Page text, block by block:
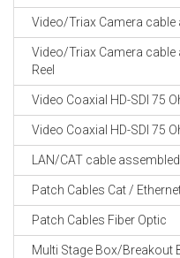
Video/Triax Camera
Video/Triax Camera cable
Reel
Video Coaxial HD-SDI 75
Video Coaxial HD-SDI 75
LAN/CAT cable
Patch Cables Cat /
Patch Cables Fiber Optic
Multi Stage Box/Breakout